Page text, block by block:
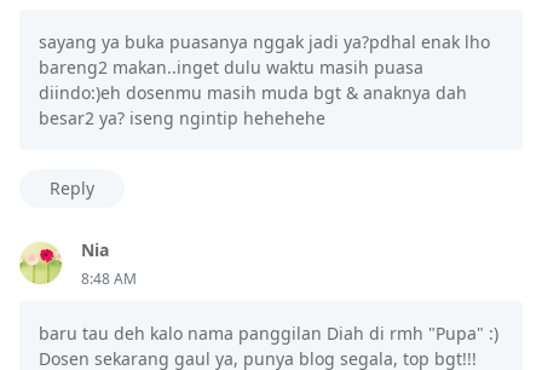
sayang ya buka puasanya nggak jadi ya?pdhal enak lho
bareng2 makan..inget dulu waktu masih puasa
diindo:)eh dosenmu masih muda bgt & anaknya dah
besar2 ya? iseng ngintip hehehehe
Reply
Nia
8:48 AM
baru tau deh kalo nama panggilan Diah di rmh "Pupa" :)
Dosen sekarang gaul ya, punya blog segala, top bgt!!!